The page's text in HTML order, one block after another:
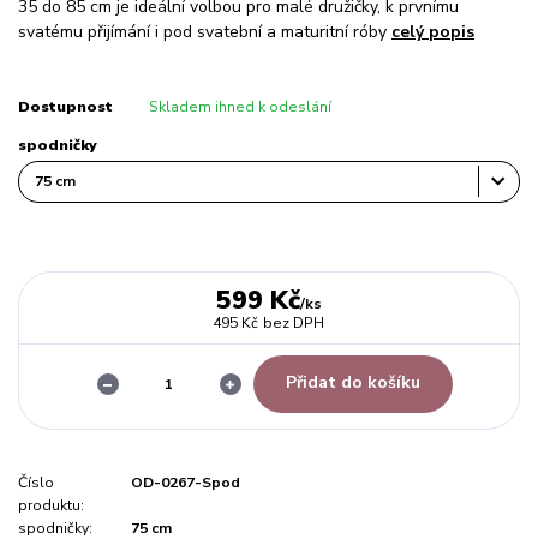
35 do 85 cm je ideální volbou pro malé družičky, k prvnímu
svatému přijímání i pod svatební a maturitní róby celý popis
Dostupnost Skladem ihned k odeslání
spodničky
599 Kč/ks
495 Kč bez DPH
Přidat do košíku
Číslo
produktu:
OD-0267-Spod
spodničky:
75 cm